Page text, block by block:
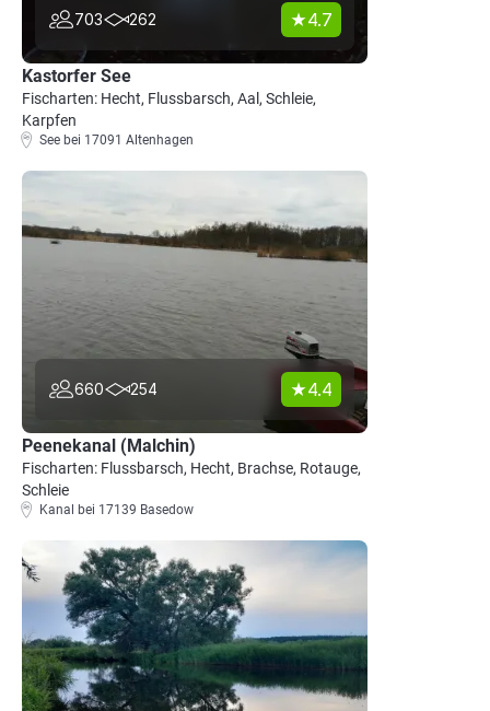
703 262 4.7
Kastorfer See
Fischarten: Hecht, Flussbarsch, Aal, Schleie,
Karpfen
See bei 17091 Altenhagen
660 254 4.4
Peenekanal (Malchin)
Fischarten: Flussbarsch, Hecht, Brachse, Rotauge,
Schleie
Kanal bei 17139 Basedow